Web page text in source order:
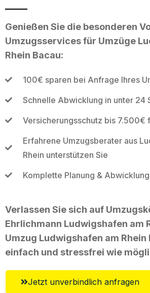
Genießen Sie die besonderen
Umzugsservices für Umzüge
Rhein Bacau:
100€ sparen bei Anfrage Ihres
Schnelle Abwicklung in unter 24
Versicherungsschutz bis 7.500€
Erfahrene Umzugsberater aus
Rhein unterstützen Sie
Komplette Planung &
Verlassen Sie sich auf
Ehrlichmann Ludwigshafen am
Umzug Ludwigshafen am Rhein
einfach und stressfrei wie
Jetzt unverbindlich anfragen